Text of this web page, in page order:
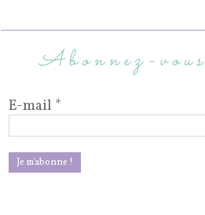
Abonnez-vous
E-mail *